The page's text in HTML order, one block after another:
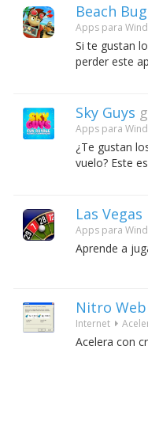
Beach
Apps para
Si te gustan
perder este
Sky Guys
Apps para
¿Te gustan
vuelo? Este
Las
Apps para
Aprende a
Nitro
Internet
Acelera con